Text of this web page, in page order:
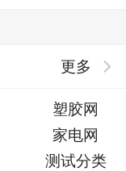
更多
塑胶网
家电网
测试分类